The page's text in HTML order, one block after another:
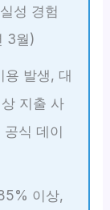
성 경험
3월)
발생, 대
지출 사
식 데이
이상,